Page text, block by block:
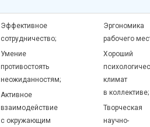
Эффективное
сотрудничество;
Умение
противостоять
неожиданностям;
Активное
взаимодействие
с окружающим
Эргономика
рабочего
Хороший
климат
в коллективе;
Творческая
научно-